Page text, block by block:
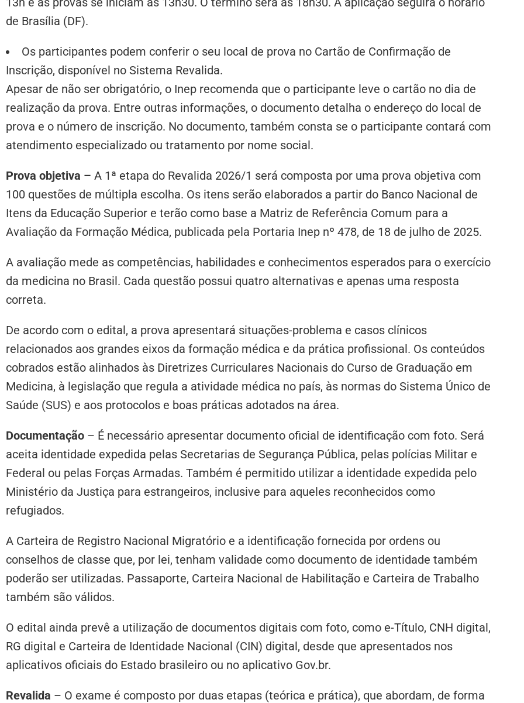
de Brasília (DF).
Os participantes podem conferir o seu local de prova no Cartão de Confirmação de
Inscrição, disponível no Sistema Revalida.
Apesar de não ser obrigatório, o Inep recomenda que o participante leve o cartão no dia de
realização da prova. Entre outras informações, o documento detalha o endereço do local de
prova e o número de inscrição. No documento, também consta se o participante contará com
atendimento especializado ou tratamento por nome social.
Prova objetiva – A 1ª etapa do Revalida 2026/1 será composta por uma prova objetiva com
100 questões de múltipla escolha. Os itens serão elaborados a partir do Banco Nacional de
Itens da Educação Superior e terão como base a Matriz de Referência Comum para a
Avaliação da Formação Médica, publicada pela Portaria Inep nº 478, de 18 de julho de 2025.
A avaliação mede as competências, habilidades e conhecimentos esperados para o exercício
da medicina no Brasil. Cada questão possui quatro alternativas e apenas uma resposta
correta.
De acordo com o edital, a prova apresentará situações-problema e casos clínicos
relacionados aos grandes eixos da formação médica e da prática profissional. Os conteúdos
cobrados estão alinhados às Diretrizes Curriculares Nacionais do Curso de Graduação em
Medicina, à legislação que regula a atividade médica no país, às normas do Sistema Único de
Saúde (SUS) e aos protocolos e boas práticas adotados na área.
Documentação – É necessário apresentar documento oficial de identificação com foto. Será
aceita identidade expedida pelas Secretarias de Segurança Pública, pelas polícias Militar e
Federal ou pelas Forças Armadas. Também é permitido utilizar a identidade expedida pelo
Ministério da Justiça para estrangeiros, inclusive para aqueles reconhecidos como
refugiados.
A Carteira de Registro Nacional Migratório e a identificação fornecida por ordens ou
conselhos de classe que, por lei, tenham validade como documento de identidade também
poderão ser utilizadas. Passaporte, Carteira Nacional de Habilitação e Carteira de Trabalho
também são válidos.
O edital ainda prevê a utilização de documentos digitais com foto, como e-Título, CNH digital,
RG digital e Carteira de Identidade Nacional (CIN) digital, desde que apresentados nos
aplicativos oficiais do Estado brasileiro ou no aplicativo Gov.br.
Revalida – O exame é composto por duas etapas (teórica e prática), que abordam, de forma